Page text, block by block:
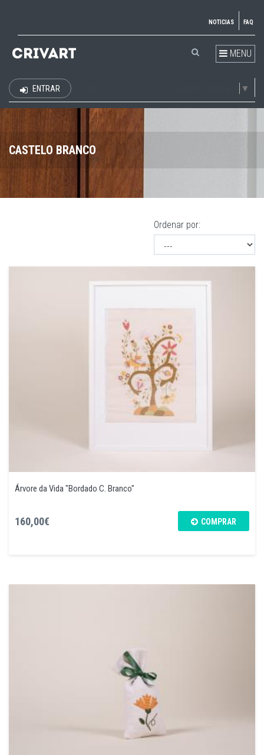
NOTICIAS FAQ
MENU
▼
ENTRAR
CASTELO BRANCO
Ordenar por:
Árvore da Vida "Bordado C. Branco"
160,00€ COMPRAR